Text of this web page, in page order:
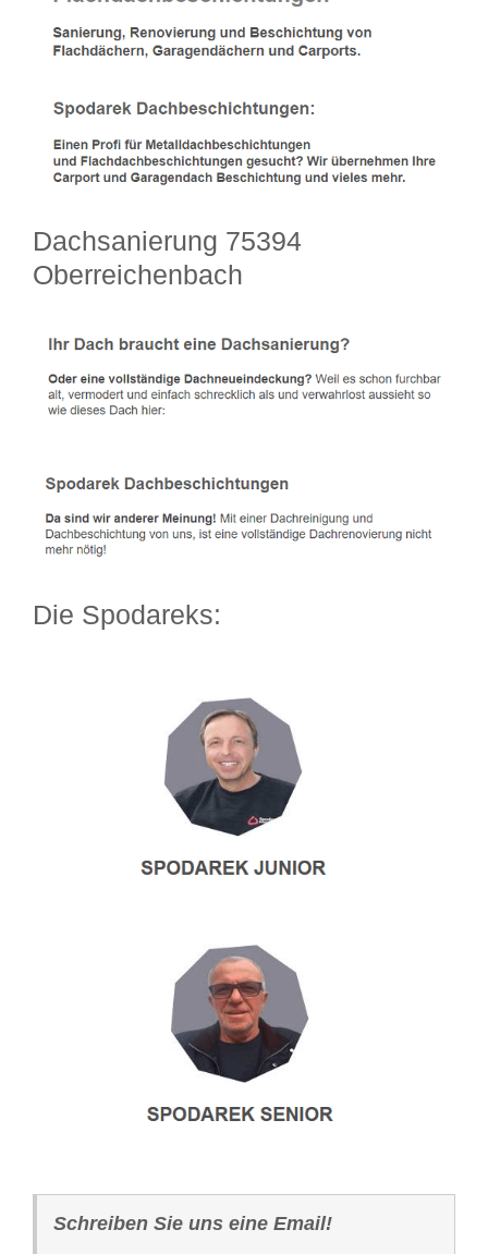
Dachsanierung 75394
Oberreichenbach
Die Spodareks:
Schreiben Sie uns eine Email!